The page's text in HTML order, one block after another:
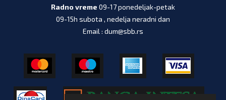
Radno vreme 09-17 ponedeljak-petak
09-15h subota , nedelja neradni dan
Email : dum@sbb.rs